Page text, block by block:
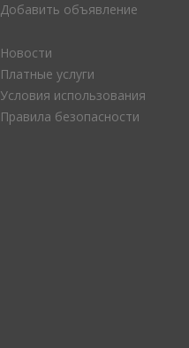
Добавить объявление
Новости
Платные услуги
Условия использования
Правила безопасности